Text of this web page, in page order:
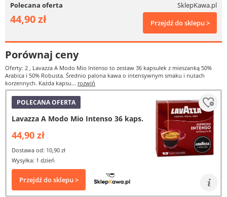
Polecana oferta SklepKawa.pl
44,90 zł Przejdź do sklepu >
Porównaj ceny
Oferty: 2 , Lavazza A Modo Mio Intenso to zestaw 36 kapsułek z mieszanką 50%
Arabica i 50% Robusta. Średnio palona kawa o intensywnym smaku i nutach
korzennych. Każda kapsu... rozwiń
POLECANA OFERTA
Lavazza A Modo Mio Intenso 36 kaps.
44,90 zł
Dostawa od: 10,90 zł
Wysyłka: 1 dzień
Przejdź do sklepu >